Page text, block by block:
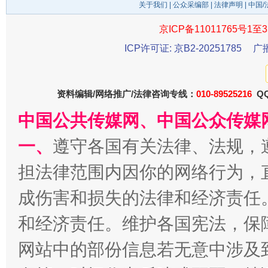
揭开“小金库”的免责幌子
关于我们 公众采编部 法律声明 | 中国
京ICP备11011765号1至
ICP许可证: 京B2-20251785
广
资料编辑/网络推广/法律咨询专线： 010-89525216
中国公共传媒网、中国公众传
一、 遵守各国有关法律、法规
担法律范围内因你的网络行为
成伤害和损失的法律和经济责
和经济责任。维护各国宪法，
网站中的部份信息若无意中涉